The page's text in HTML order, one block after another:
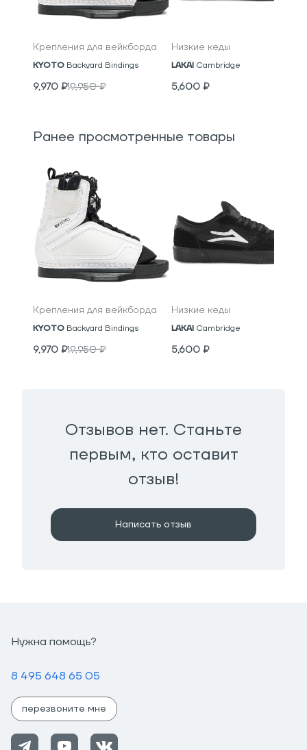
Крепления для вейкборда
KYOTO Backyard Bindings
9,970 ₽19,950₽
Низкие кеды
LAKAI Cambridge
5,600 ₽
Ранее просмотренные товары
Крепления для вейкборда
KYOTO Backyard Bindings
9,970 ₽19,950₽
Низкие кеды
LAKAI Cambridge
5,600 ₽
Отзывов нет. Станьте
первым, кто оставит
отзыв!
Написать отзыв
Нужна помощь?
8 495 648 65 05
перезвоните мне